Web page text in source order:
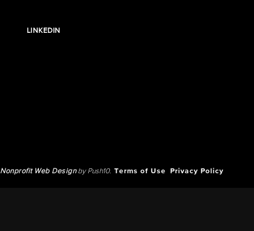
LINKEDIN
Nonprofit Web Designby Push10. Terms of Use Privacy Policy